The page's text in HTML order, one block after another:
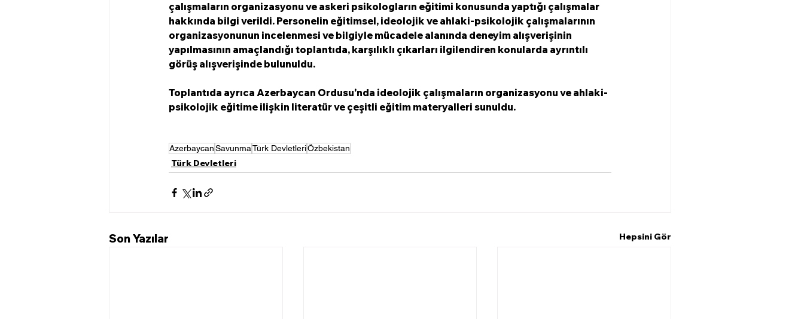
çalışmaların organizasyonu ve askeri psikologların eğitimi konusunda yaptığı çalışmalar
hakkında bilgi verildi. Personelin eğitimsel, ideolojik ve ahlaki-psikolojik çalışmalarının
organizasyonunun incelenmesi ve bilgiyle mücadele alanında deneyim alışverişinin
yapılmasının amaçlandığı toplantıda, karşılıklı çıkarları ilgilendiren konularda ayrıntılı
görüş alışverişinde bulunuldu.
Toplantıda ayrıca Azerbaycan Ordusu'nda ideolojik çalışmaların organizasyonu ve ahlaki-
psikolojik eğitime ilişkin literatür ve çeşitli eğitim materyalleri sunuldu.
AzerbaycanSavunmaTürk DevletleriÖzbekistan
Türk Devletleri
Son Yazılar Hepsini Gör